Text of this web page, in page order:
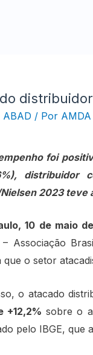
ABAD / Por AMDA
foi
distribuidor
2023 teve
10 de maio
– Associação
que o setor
o atacado
+12,2% sobre o
pelo IBGE, que